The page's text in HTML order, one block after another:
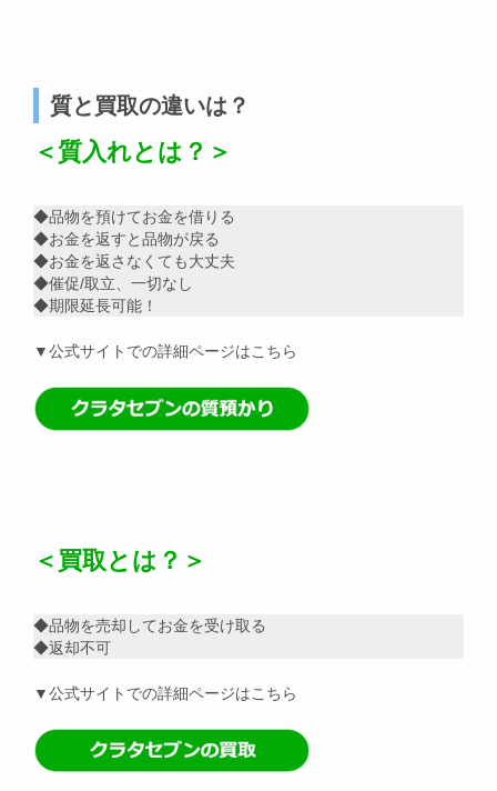
質と買取の違いは？
＜質入れとは？＞
◆品物を預けてお金を借りる
◆お金を返すと品物が戻る
◆お金を返さなくても大丈夫
◆催促/取立、一切なし
◆期限延長可能！
▼公式サイトでの詳細ページはこちら
＜買取とは？＞
◆品物を売却してお金を受け取る
◆返却不可
▼公式サイトでの詳細ページはこちら